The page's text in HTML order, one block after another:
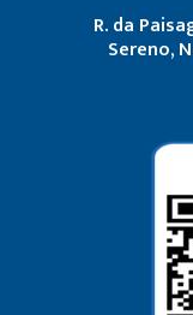
R. da
Sereno,